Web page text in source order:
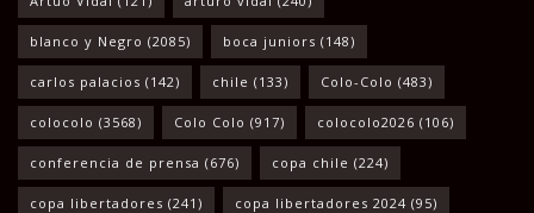
blanco y Negro (2085) boca juniors (148)
carlos palacios (142) chile (133) Colo-Colo (483)
colocolo (3568) Colo Colo (917) colocolo2026 (106)
conferencia de prensa (676) copa chile (224)
copa libertadores (241) copa libertadores 2024 (95)